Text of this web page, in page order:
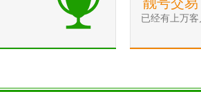
已经有上万